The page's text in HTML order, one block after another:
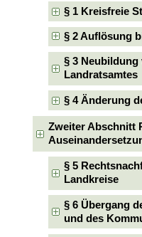
§ 1 Kreisfreie
§ 2 Auflösung
§ 3
Landratsamtes
§ 4 Änderung
Zweiter Abschnitt
§ 5
Landkreise
§ 6 Übergang
und des